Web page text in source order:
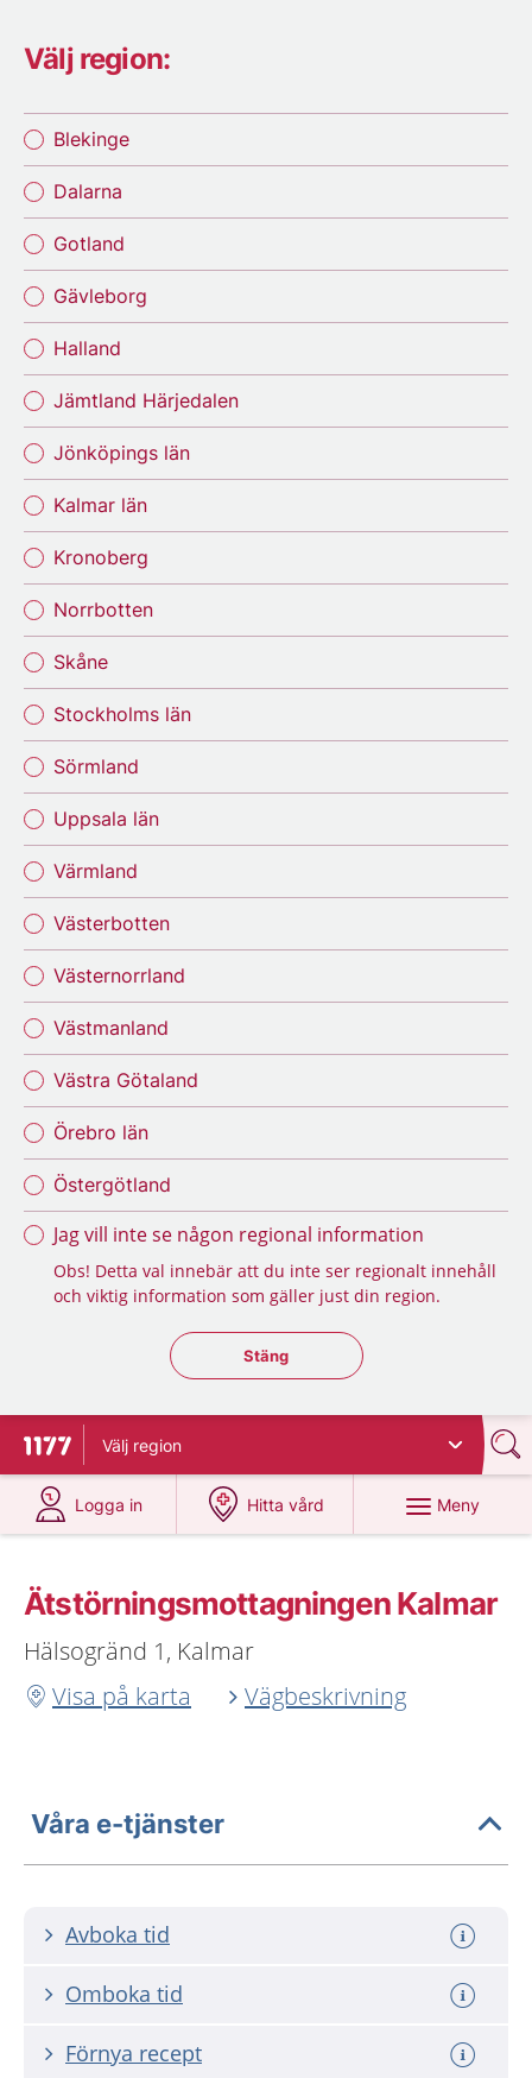
Välj region:
Blekinge
Dalarna
Gotland
Gävleborg
Halland
Jämtland Härjedalen
Jönköpings län
Kalmar län
Kronoberg
Norrbotten
Skåne
Stockholms län
Sörmland
Uppsala län
Värmland
Västerbotten
Västernorrland
Västmanland
Västra Götaland
Örebro län
Östergötland
Jag vill inte se någon regional information
Obs! Detta val innebär att du inte ser regionalt innehåll
och viktig information som gäller just din region.
Stäng regionsväljaren
Stäng
Till startsidan för 1177
Välj region
Logga in
på 1177.se
Hitta vård
på 1177.se
Meny
Ätstörningsmottagningen Kalmar
Hälsogränd 1, Kalmar
Visa på karta
Vägbeskrivning
Våra e-tjänster
Avboka tid
Omboka tid
Förnya recept